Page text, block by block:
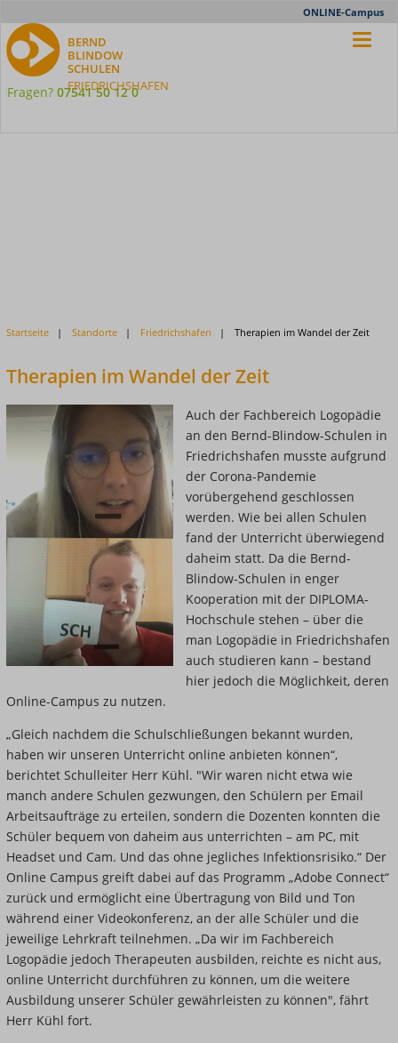
ONLINE-Campus
Fragen? 07541 50 12 0
BERND
BLINDOW
SCHULEN
FRIEDRICHSHAFEN
Startseite Standorte Friedrichshafen Therapien im Wandel der Zeit
Therapien im Wandel der Zeit
Auch der Fachbereich Logopädie
an den Bernd-Blindow-Schulen in
Friedrichshafen musste aufgrund
der Corona-Pandemie
vorübergehend geschlossen
werden. Wie bei allen Schulen
fand der Unterricht überwiegend
daheim statt. Da die Bernd-
Blindow-Schulen in enger
Kooperation mit der DIPLOMA-
Hochschule stehen – über die
man Logopädie in Friedrichshafen
auch studieren kann – bestand
hier jedoch die Möglichkeit, deren
Online-Campus zu nutzen.
„Gleich nachdem die Schulschließungen bekannt wurden,
haben wir unseren Unterricht online anbieten können“,
berichtet Schulleiter Herr Kühl. "Wir waren nicht etwa wie
manch andere Schulen gezwungen, den Schülern per Email
Arbeitsaufträge zu erteilen, sondern die Dozenten konnten die
Schüler bequem von daheim aus unterrichten – am PC, mit
Headset und Cam. Und das ohne jegliches Infektionsrisiko.“ Der
Online Campus greift dabei auf das Programm „Adobe Connect“
zurück und ermöglicht eine Übertragung von Bild und Ton
während einer Videokonferenz, an der alle Schüler und die
jeweilige Lehrkraft teilnehmen. „Da wir im Fachbereich
Logopädie jedoch Therapeuten ausbilden, reichte es nicht aus,
online Unterricht durchführen zu können, um die weitere
Ausbildung unserer Schüler gewährleisten zu können", fährt
Herr Kühl fort.